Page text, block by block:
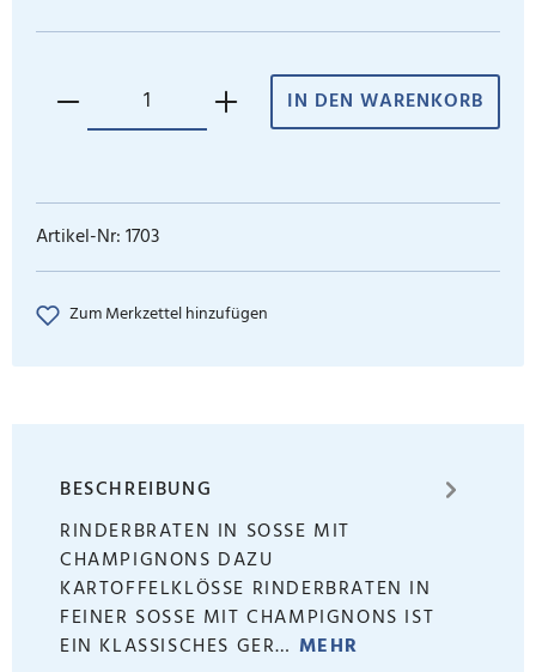
IN DEN WARENKORB
Artikel-Nr:1703
Zum Merkzettel hinzufügen
BESCHREIBUNG
RINDERBRATEN IN SOSSE MIT C
HAMPIGNONS DAZU K
ARTOFFELKLÖSSE RINDERBRATEN IN FE
INER SOSSE MIT CHAMPIGNONS IST EIN
KLASSISCHES GER… MEHR